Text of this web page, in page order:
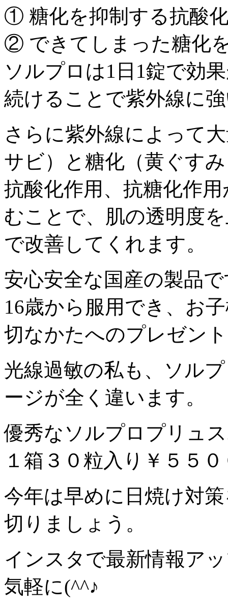
① 糖化を抑制する抗酸
② できてしまった糖化
ソルプロは1日1錠で効
続けることで紫外線に
さらに紫外線によって
サビ）と糖化（黄ぐす
抗酸化作用、抗糖化作
むことで、肌の透明度
で改善してくれます。
安心安全な国産の製品
16歳から服用でき、お
切なかたへのプレゼン
光線過敏の私も、ソル
ージが全く違います。
優秀なソルプロプリュ
１箱３０粒入り￥５５
今年は早めに日焼け対
切りましょう。
インスタで最新情報ア
気軽に(^^♪